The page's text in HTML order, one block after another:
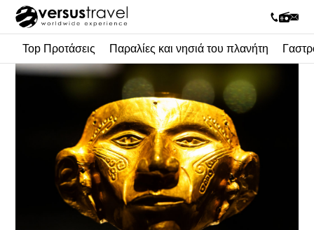
Top Προτάσεις Παραλίες και νησιά του πλανήτη